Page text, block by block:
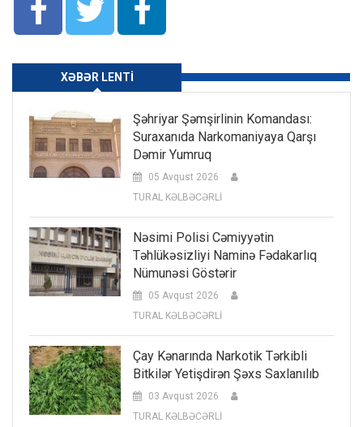
XƏBƏR LENTI
Şəhriyar Şəmşirlinin Komandası:
Suraxanıda Narkomaniyaya Qarşı
Dəmir Yumruq
05 Avqust 2026
TURAL KƏLBƏCƏRLİ
Nəsimi Polisi Cəmiyyətin
Təhlükəsizliyi Naminə Fədakarlıq
Nümunəsi Göstərir
05 Avqust 2026
TURAL KƏLBƏCƏRLİ
Çay Kənarında Narkotik Tərkibli
Bitkilər Yetişdirən Şəxs Saxlanılıb
03 Avqust 2026
TURAL KƏLBƏCƏRLİ